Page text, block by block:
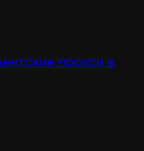
прокси в